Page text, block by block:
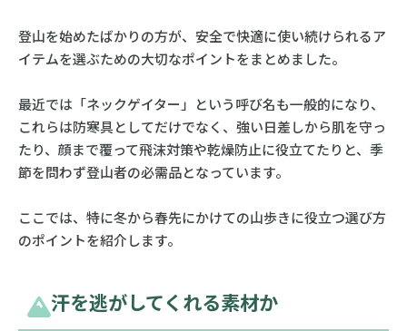
登山を始めたばかりの方が、安全で快適に使い続けられるア
イテムを選ぶための大切なポイントをまとめました。
最近では「ネックゲイター」という呼び名も一般的になり、
これらは防寒具としてだけでなく、強い日差しから肌を守っ
たり、顔まで覆って飛沫対策や乾燥防止に役立てたりと、季
節を問わず登山者の必需品となっています。
ここでは、特に冬から春先にかけての山歩きに役立つ選び方
のポイントを紹介します。
汗を逃がしてくれる素材か